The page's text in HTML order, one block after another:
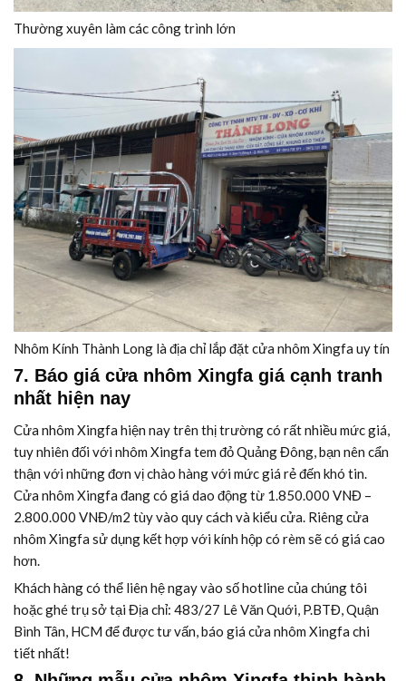
Thường xuyên làm các công trình lớn
Nhôm Kính Thành Long là địa chỉ lắp đặt cửa nhôm Xingfa uy tín
7. Báo giá cửa nhôm Xingfa giá cạnh tranh
nhất hiện nay
Cửa nhôm Xingfa hiện nay trên thị trường có rất nhiều mức giá,
tuy nhiên đối với nhôm Xingfa tem đỏ Quảng Đông, bạn nên cẩn
thận với những đơn vị chào hàng với mức giá rẻ đến khó tin.
Cửa nhôm Xingfa đang có giá dao động từ 1.850.000 VNĐ –
2.800.000 VNĐ/m2 tùy vào quy cách và kiểu cửa. Riêng cửa
nhôm Xingfa sử dụng kết hợp với kính hộp có rèm sẽ có giá cao
hơn.
Khách hàng có thể liên hệ ngay vào số hotline của chúng tôi
hoặc ghé trụ sở tại Địa chỉ: 483/27 Lê Văn Quới, P.BTĐ, Quận
Bình Tân, HCM để được tư vấn, báo giá cửa nhôm Xingfa chi
tiết nhất!